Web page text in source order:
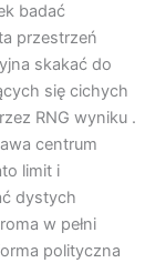
badać
przestrzeń
skakać do
się cichych
RNG wyniku .
centrum
limit i
dystych
w pełni
polityczna